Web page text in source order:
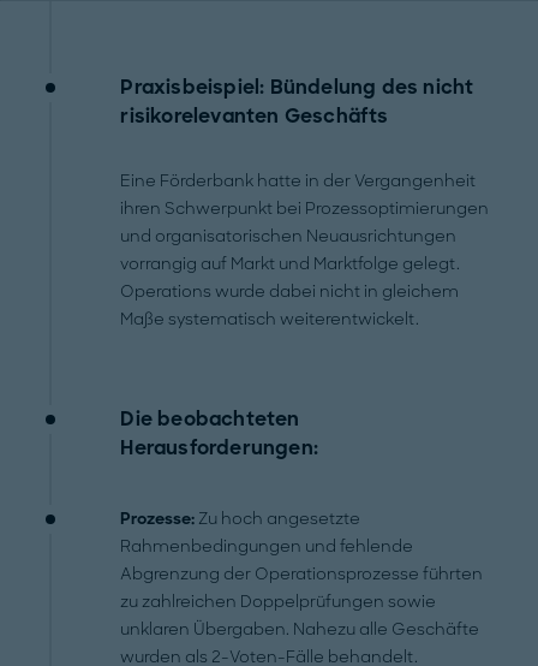
Praxisbeispiel: Bündelung des nicht
risikorelevanten Geschäfts
Eine Förderbank hatte in der Vergangenheit
ihren Schwerpunkt bei Prozessoptimierungen
und organisatorischen Neuausrichtungen
vorrangig auf Markt und Marktfolge gelegt.
Operations wurde dabei nicht in gleichem
Maße systematisch weiterentwickelt.
Die beobachteten
Herausforderungen:
Prozesse: Zu hoch angesetzte
Rahmenbedingungen und fehlende
Abgrenzung der Operationsprozesse führten
zu zahlreichen Doppelprüfungen sowie
unklaren Übergaben. Nahezu alle Geschäfte
wurden als 2-Voten-Fälle behandelt.